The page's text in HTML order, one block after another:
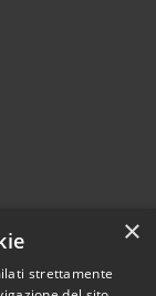
×
strettamente